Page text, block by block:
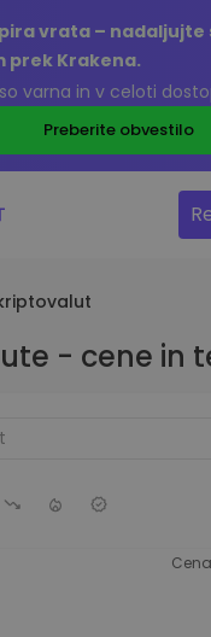
vrata – nadaljujte
prek Krakena.
varna in v celoti
Preberite obvestilo
- cene in
Cena